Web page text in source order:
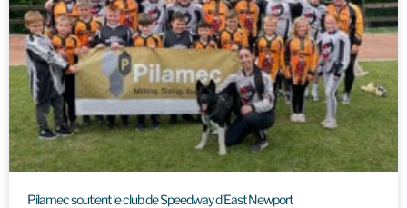
Pilamec soutient le club de Speedway d'East Newport